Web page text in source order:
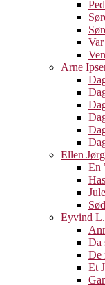
Arne
Ellen
En
Eyvind
Da
De
Et